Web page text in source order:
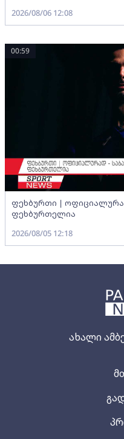
ახალი
2026/08/06 12:08
ფეხბურთი |
ფეხბურთელია
00:59
2026/08/05 12:18